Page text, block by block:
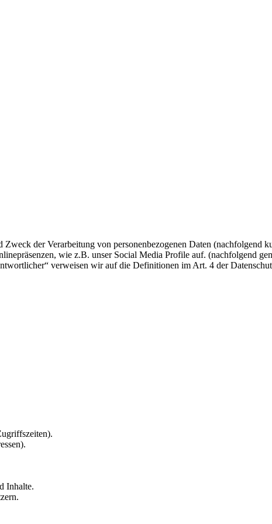
der Verarbeitung von personenbezogenen Daten (nachfolgend
wie z.B. unser Social Media Profile auf. (nachfolgend
verweisen wir auf die Definitionen im Art. 4 der
Inhalte.